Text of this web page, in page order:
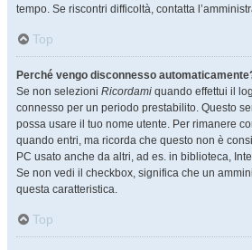
tempo. Se riscontri difficoltà, contatta
Top
Perché vengo disconnesso
Se non selezioni Ricordami quando effettui il
connesso per un periodo prestabilito. Questo
possa usare il tuo nome utente. Per rimanere
quando entri, ma ricorda che questo non è
PC usato anche da altri, ad es. in biblioteca,
Se non vedi il checkbox, significa che un
questa caratteristica.
Top